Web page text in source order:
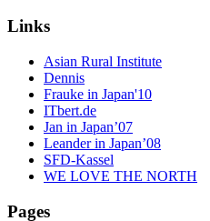
Links
Asian Rural Institute
Dennis
Frauke in Japan'10
ITbert.de
Jan in Japan’07
Leander in Japan’08
SFD-Kassel
WE LOVE THE NORTH
Pages